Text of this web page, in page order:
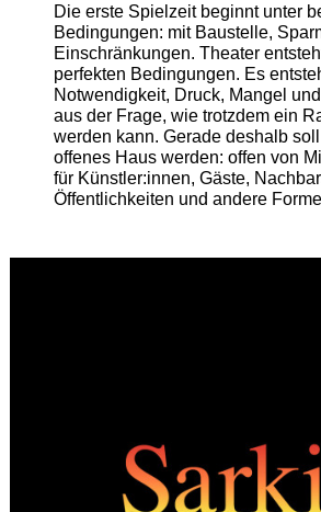
Die erste Spielzeit beginnt unter
Bedingungen: mit Baustelle,
Einschränkungen. Theater
perfekten Bedingungen. Es
Notwendigkeit, Druck, Mangel
aus der Frage, wie trotzdem ein
werden kann. Gerade deshalb
offenes Haus werden: offen von
für Künstler:innen, Gäste,
Öffentlichkeiten und andere